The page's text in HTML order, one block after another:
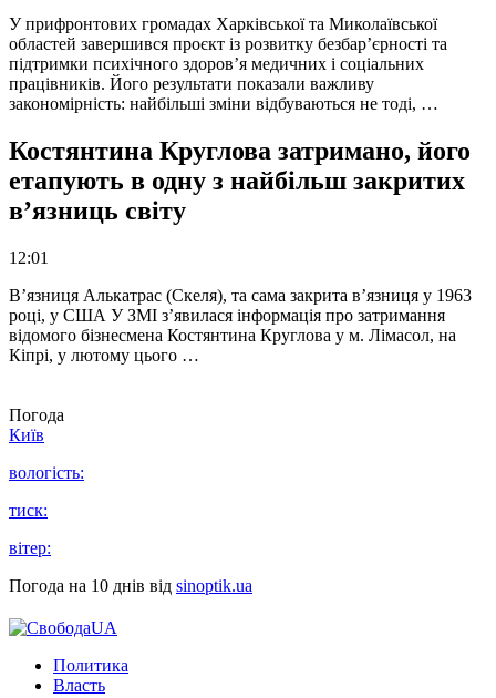
У прифронтових громадах Харківської та Миколаївської
областей завершився проєкт із розвитку безбар’єрності та
підтримки психічного здоров’я медичних і соціальних
працівників. Його результати показали важливу
закономірність: найбільші зміни відбуваються не тоді, …
Костянтина Круглова затримано, його
етапують в одну з найбільш закритих
в’язниць світу
12:01
В’язниця Алькатрас (Скеля), та сама закрита в’язниця у 1963
році, у США У ЗМІ з’явилася інформація про затримання
відомого бізнесмена Костянтина Круглова у м. Лімасол, на
Кіпрі, у лютому цього …
Погода
Київ
вологість:
тиск:
вітер:
Погода на 10 днів від sinoptik.ua
Политика
Власть